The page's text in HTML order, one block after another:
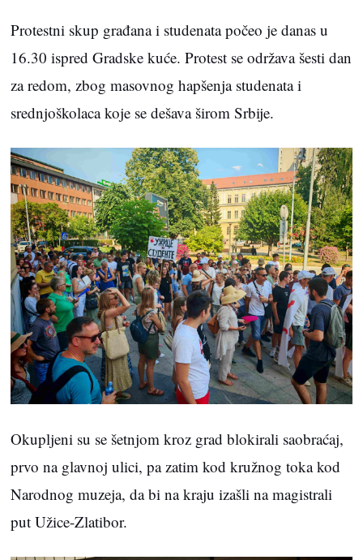
Protestni skup građana i studenata počeo je danas u
16.30 ispred Gradske kuće. Protest se održava šesti dan
za redom, zbog masovnog hapšenja studenata i
srednjoškolaca koje se dešava širom Srbije.
Okupljeni su se šetnjom kroz grad blokirali saobraćaj,
prvo na glavnoj ulici, pa zatim kod kružnog toka kod
Narodnog muzeja, da bi na kraju izašli na magistrali
put Užice-Zlatibor.